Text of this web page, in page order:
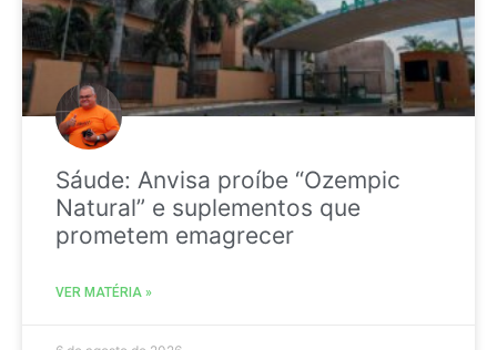
Sáude: Anvisa proíbe “Ozempic
Natural” e suplementos que
prometem emagrecer
VER MATÉRIA »